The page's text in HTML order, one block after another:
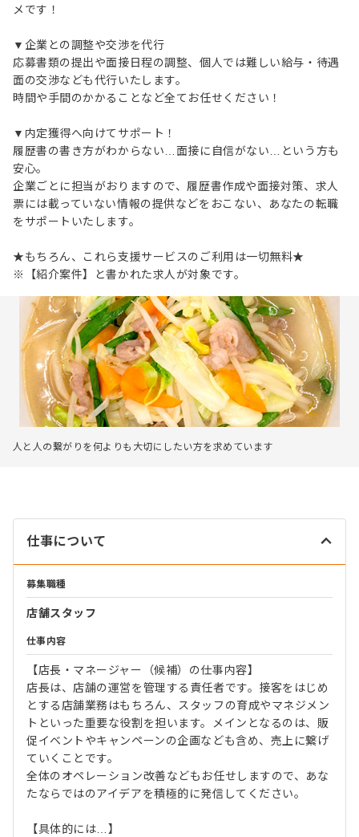
メです！
▼企業との調整や交渉を代行
応募書類の提出や面接日程の調整、個人では難しい給与・待遇
面の交渉なども代行いたします。
時間や手間のかかることなど全てお任せください！
▼内定獲得へ向けてサポート！
履歴書の書き方がわからない…面接に自信がない…という方も
安心。
企業ごとに担当がおりますので、履歴書作成や面接対策、求人
票には載っていない情報の提供などをおこない、あなたの転職
をサポートいたします。
★もちろん、これら支援サービスのご利用は一切無料★
※【紹介案件】と書かれた求人が対象です。
人と人の繋がりを何よりも大切にしたい方を求めています
仕事について
募集職種
店舗スタッフ
仕事内容
【店長・マネージャー（候補）の仕事内容】
店長は、店舗の運営を管理する責任者です。接客をはじめ
とする店舗業務はもちろん、スタッフの育成やマネジメン
トといった重要な役割を担います。メインとなるのは、販
促イベントやキャンペーンの企画なども含め、売上に繋げ
ていくことです。
全体のオペレーション改善などもお任せしますので、あな
たならではのアイデアを積極的に発信してください。
【具体的には…】